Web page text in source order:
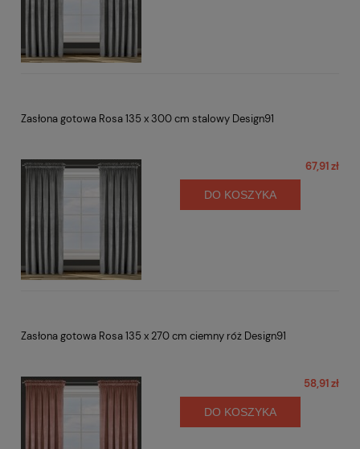
Zasłona gotowa Rosa 135 x 300 cm stalowy Design91
67,91 zł
DO KOSZYKA
Zasłona gotowa Rosa 135 x 270 cm ciemny róż Design91
58,91 zł
DO KOSZYKA